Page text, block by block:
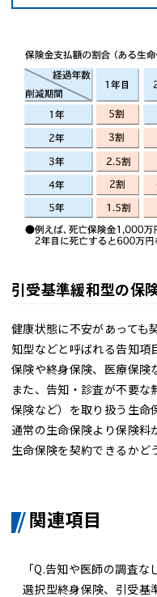
引受基準緩和型の保
健康状態に不安があっても
知型などと呼ばれる告知項
保険や終身保険、医療保険
また、告知・診査が不要
保険など）を取り扱う生命
通常の生命保険より保険料
生命保険を契約できるかど
関連項目
「Q.告知や医師の調査な
選択型終身保険、引受基